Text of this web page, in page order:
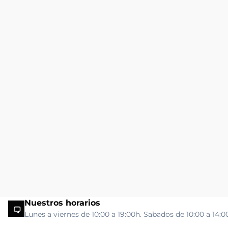
Nuestros horarios
Lunes a viernes de 10:00 a 19:00h. Sabados de 10:00 a